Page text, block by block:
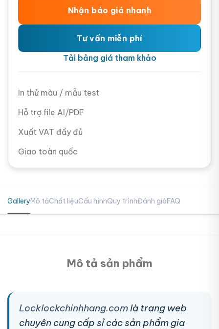
Nhận báo giá nhanh
Tư vấn miễn phí
Tải bảng giá tham khảo
In thử màu / mẫu test
Hỗ trợ file AI/PDF
Xuất VAT đầy đủ
Giao toàn quốc
GalleryMô tảChất liệuCấu hìnhQuy trìnhĐánh giáFAQ
Mô tả sản phẩm
Locklockchinhhang.comlà trang web
chuyên cung cấp sỉ các sản phẩm gia